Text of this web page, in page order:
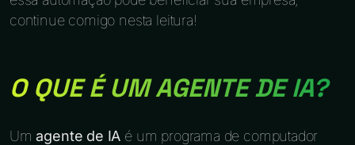
continue comigo nesta leitura!
O QUE É UM AGENTE DE IA?
Umagente de IA é um programa de computador